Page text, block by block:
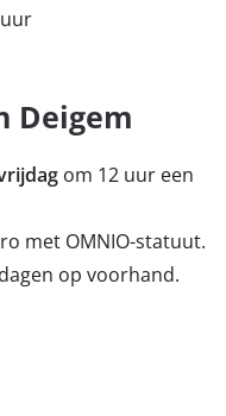
Deigem
om 12 uur een
met OMNIO-statuut.
op voorhand.